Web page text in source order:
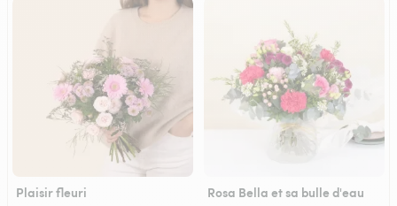
Plaisir fleuri Rosa Bella et sa bulle d'eau